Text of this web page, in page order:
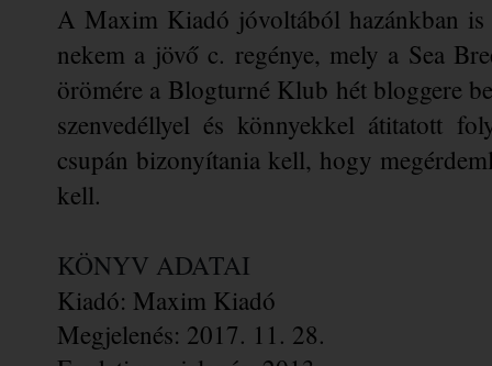
A Maxim Kiadó jóvoltából hazánkban
nekem a jövő c. regénye, mely a Sea
örömére a Blogturné Klub hét bloggere
szenvedéllyel és könnyekkel átitatott
csupán bizonyítania kell, hogy
kell.
KÖNYV ADATAI
Kiadó: Maxim Kiadó
Megjelenés: 2017. 11. 28.